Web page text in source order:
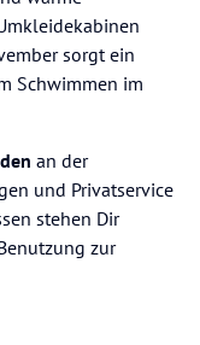
sorgt ein
Schwimmen im
an der
und Privatservice
stehen Dir
zur